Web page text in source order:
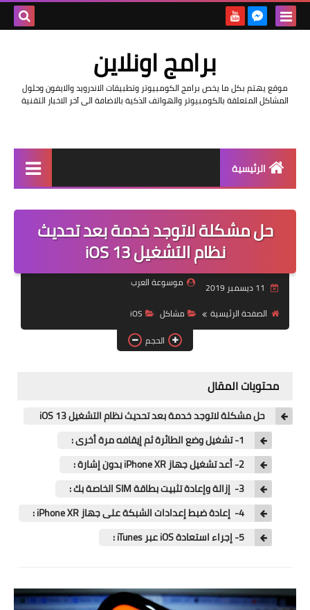
برامج اونلاين
موقع يهتم بكل ما يخص برامج الكومبيوتر وتطبيقات الاندرويد والايفون وحلول
المشاكل المتعلقة بالكومبيوتر والهواتف الذكية بالاضافة الى آخر الاخبار التقنية
الرئيسية
مراجعات
حماية
اندرويد
آيفون
ويندوز
الربح من الانترنت
جوجل
بلوجر
العاب
حل مشكلة لاتوجد خدمة بعد تحديث
نظام التشغيل iOS 13
موسوعة العرب
الصفحة الرئيسية
مشاكل
iOS
الحجم
محتويات المقال
حل مشكلة لاتوجد خدمة بعد تحديث نظام التشغيل iOS 13
1- تشغيل وضع الطائرة ثم إيقافه مرة أخرى :
2- أعد تشغيل جهاز iPhone XR بدون إشارة :
3- إزالة وإعادة تثبيت بطاقة SIM الخاصة بك :
4- إعادة ضبط إعدادات الشبكة على جهاز iPhone XR :
5- إجراء استعادة iOS عبر iTunes :